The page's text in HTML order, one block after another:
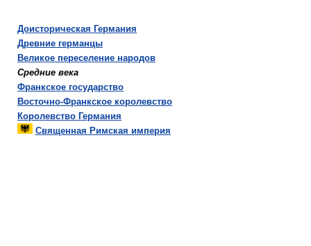
Доисторическая Германия
Древние германцы
Великое переселение народов
Средние века
Франкское государство
Восточно-Франкское королевство
Королевство Германия
Священная Римская империя